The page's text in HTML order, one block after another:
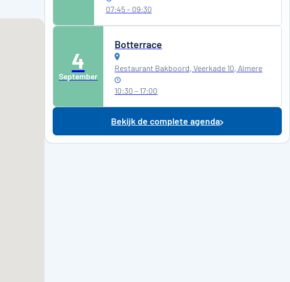
07:45 – 09:30
4
September
Botterrace
Restaurant Bakboord, Veerkade 10, Almere
10:30 – 17:00
Bekijk de complete agenda